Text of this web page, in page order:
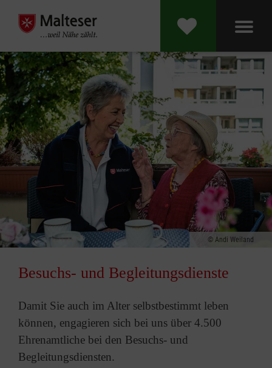
Andi Weiland
Besuchs- und Begleitungsdienste
Damit Sie auch im Alter selbstbestimmt leben
können, engagieren sich bei uns über 4.500
Ehrenamtliche bei den Besuchs- und
Begleitungsdiensten.